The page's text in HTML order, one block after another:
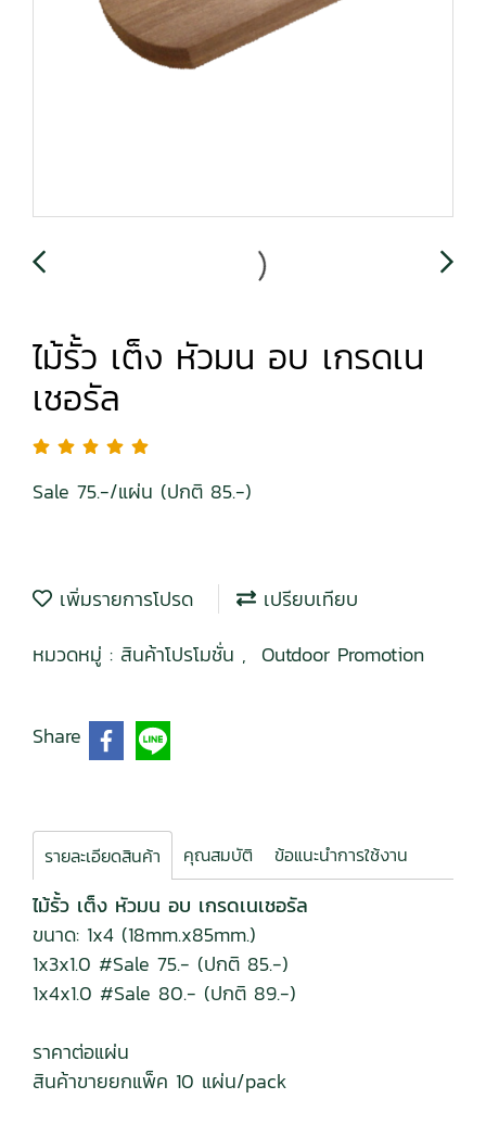
ไม้รั้ว เต็ง หัวมน อบ เกรดเน
เชอรัล
Sale 75.-/แผ่น (ปกติ 85.-)
เพิ่มรายการโปรด
เปรียบเทียบ
หมวดหมู่ : สินค้าโปรโมชั่น , Outdoor Promotion
Share
รายละเอียดสินค้า คุณสมบัติ ข้อแนะนำการใช้งาน
ไม้รั้ว เต็ง หัวมน อบ เกรดเนเชอรัล
ขนาด: 1x4 (18mm.x85mm.)
1x3x1.0 #Sale 75.- (ปกติ 85.-)
1x4x1.0 #Sale 80.- (ปกติ 89.-)
ราคาต่อแผ่น
สินค้าขายยกแพ็ค 10 แผ่น/pack